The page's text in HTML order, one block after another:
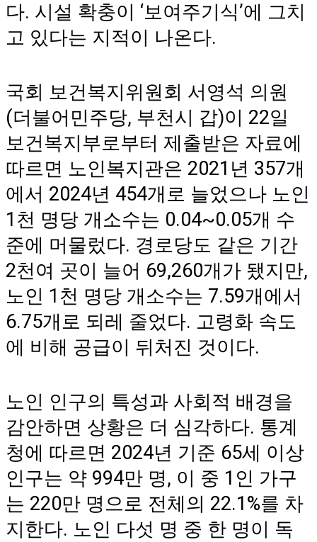
다. 시설 확충이 ‘보여주기식’에 그치
고 있다는 지적이 나온다.
국회 보건복지위원회 서영석 의원
(더불어민주당, 부천시 갑)이 22일
보건복지부로부터 제출받은 자료에
따르면 노인복지관은 2021년 357개
에서 2024년 454개로 늘었으나 노인
1천 명당 개소수는 0.04~0.05개 수
준에 머물렀다. 경로당도 같은 기간
2천여 곳이 늘어 69,260개가 됐지만,
노인 1천 명당 개소수는 7.59개에서
6.75개로 되레 줄었다. 고령화 속도
에 비해 공급이 뒤처진 것이다.
노인 인구의 특성과 사회적 배경을
감안하면 상황은 더 심각하다. 통계
청에 따르면 2024년 기준 65세 이상
인구는 약 994만 명, 이 중 1인 가구
는 220만 명으로 전체의 22.1%를 차
지한다. 노인 다섯 명 중 한 명이 독